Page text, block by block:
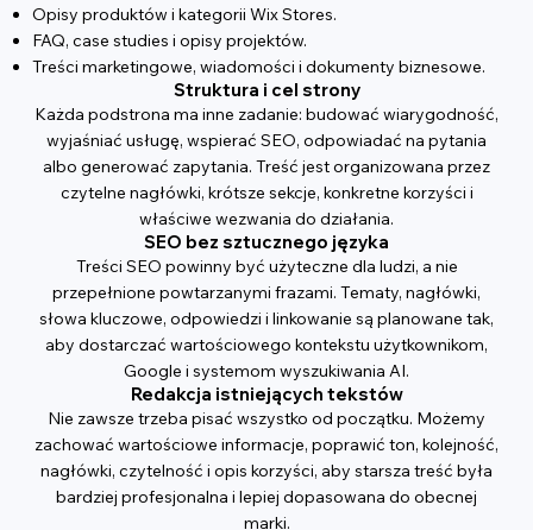
Opisy produktów i kategorii Wix Stores.
FAQ, case studies i opisy projektów.
Treści marketingowe, wiadomości i dokumenty biznesowe.
Struktura i cel strony
Każda podstrona ma inne zadanie: budować wiarygodność,
wyjaśniać usługę, wspierać SEO, odpowiadać na pytania
albo generować zapytania. Treść jest organizowana przez
czytelne nagłówki, krótsze sekcje, konkretne korzyści i
właściwe wezwania do działania.
SEO bez sztucznego języka
Treści SEO powinny być użyteczne dla ludzi, a nie
przepełnione powtarzanymi frazami. Tematy, nagłówki,
słowa kluczowe, odpowiedzi i linkowanie są planowane tak,
aby dostarczać wartościowego kontekstu użytkownikom,
Google i systemom wyszukiwania AI.
Redakcja istniejących tekstów
Nie zawsze trzeba pisać wszystko od początku. Możemy
zachować wartościowe informacje, poprawić ton, kolejność,
nagłówki, czytelność i opis korzyści, aby starsza treść była
bardziej profesjonalna i lepiej dopasowana do obecnej
marki.